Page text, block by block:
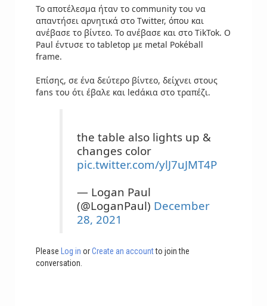
Το αποτέλεσμα ήταν το community του να
απαντήσει αρνητικά στο Twitter, όπου και
ανέβασε το βίντεο. Το ανέβασε και στο TikTok. Ο
Paul έντυσε το tabletop με metal Pokéball
frame.
Επίσης, σε ένα δεύτερο βίντεο, δείχνει στους
fans του ότι έβαλε και ledάκια στο τραπέζι.
the table also lights up &
changes color
pic.twitter.com/ylJ7uJMT4P
— Logan Paul
(@LoganPaul) December
28, 2021
Please Log in orCreate an accountto join the
conversation.